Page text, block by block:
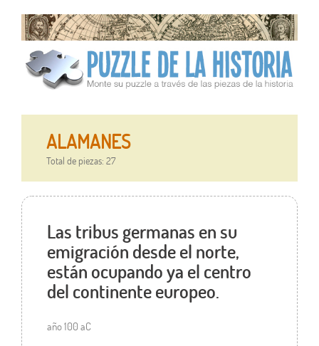
ALAMANES
Total de piezas: 27
Las tribus germanas en su
emigración desde el norte,
están ocupando ya el centro
del continente europeo.
año 100 aC